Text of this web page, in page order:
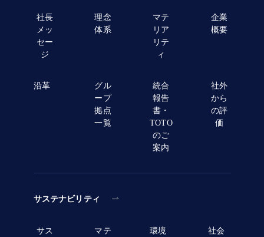
社長
メッ
セー
ジ
理念
体系
マテ
リア
リテ
ィ
企業
概要
沿革
グル
ープ
拠点
一覧
統合
報告
書・
TOTO
のご
案内
社外
から
の評
価
サステナビリティ
サス
マテ
環境 社会